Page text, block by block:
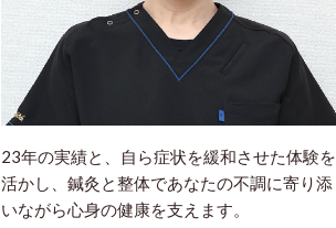
23年の実績と、自ら症状を緩和させた体験を
活かし、鍼灸と整体であなたの不調に寄り添
いながら心身の健康を支えます。